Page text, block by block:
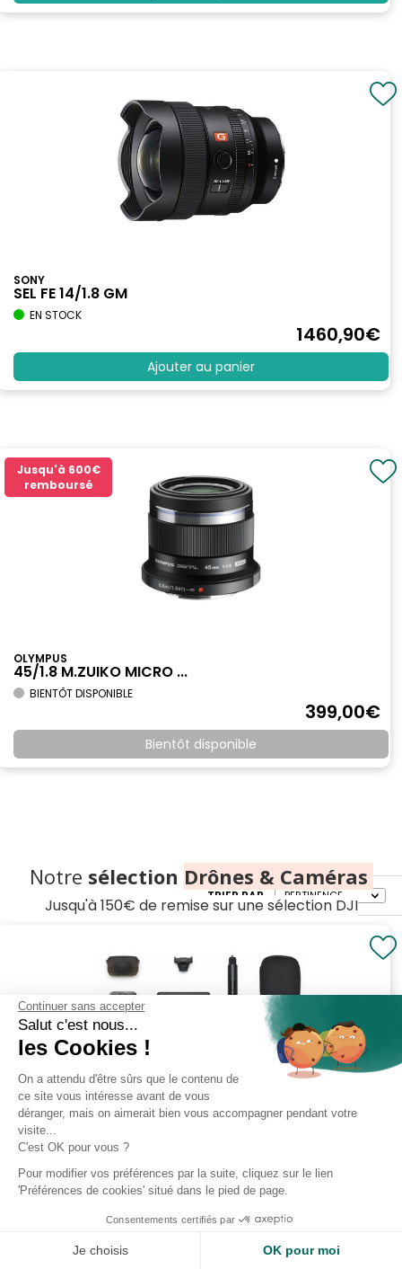
SONY
SEL FE 14/1.8 GM
EN STOCK
1460,90€
Ajouter au panier
Jusqu'à 600€
remboursé
OLYMPUS
45/1.8 M.ZUIKO MICRO ...
BIENTÔT DISPONIBLE
399,00€
Bientôt disponible
Notre sélection Drônes & Caméras
Jusqu'à 150€ de remise sur une sélection DJI
TRIER PAR
DJI
DJI OSMO 360 ADVENTUR...
EN STOCK
Ajouter au panier
Continuer sans accepter
Salut c'est nous...
les Cookies !
On a attendu d'être sûrs que le contenu de
ce site vous intéresse avant de vous
déranger, mais on aimerait bien vous accompagner pendant votre
visite...
C'est OK pour vous ?
Pour modifier vos préférences par la suite, cliquez sur le lien
'Préférences de cookies' situé dans le pied de page.
Consentements certifiés par
Je choisis OK pour moi